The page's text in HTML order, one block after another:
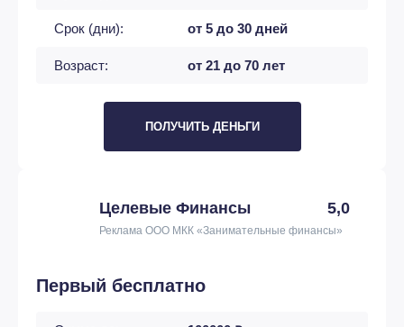
Срок (дни): от 5 до 30 дней
Возраст: от 21 до 70 лет
ПОЛУЧИТЬ ДЕНЬГИ
Целевые Финансы 5,0
Реклама ООО МКК «Занимательные финансы»
Первый бесплатно